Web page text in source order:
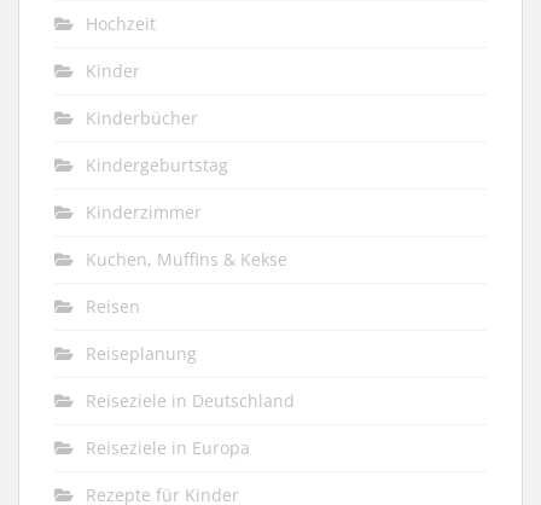
Hochzeit
Kinder
Kinderbücher
Kindergeburtstag
Kinderzimmer
Kuchen, Muffins & Kekse
Reisen
Reiseplanung
Reiseziele in Deutschland
Reiseziele in Europa
Rezepte für Kinder